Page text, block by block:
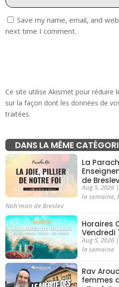
Save my name, email, and
next time I comment.
Ce site utilise Akismet pour réduire
sur la façon dont les données de
traitées.
DANS LA MÊME
La
de
Aug 5, 2026|
la semaine,
Nah'man de Breslev
Horaires
Vendredi
Aug 5, 2026|
la semaine
Rav
femmes